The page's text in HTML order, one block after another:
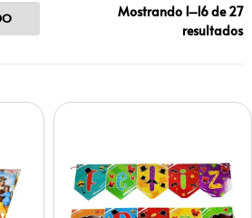
Mostrando 1–16 de 27
resultados